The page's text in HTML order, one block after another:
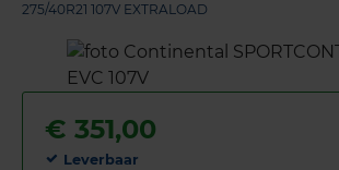
275/40R21 107V EXTRALOAD
€ 351,00
Leverbaar